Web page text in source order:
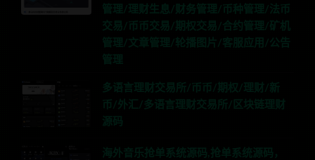
管理/理财生息/财务管理/币种管理/法币
交易/币币交易/期权交易/合约管理/矿机
管理/文章管理/轮播图片/客服应用/公告
管理
多语言理财交易所/币币/期权/理财/新
币/外汇/多语言理财交易所/区块链理财
源码
海外音乐抢单系统源码,抢单系统源码，